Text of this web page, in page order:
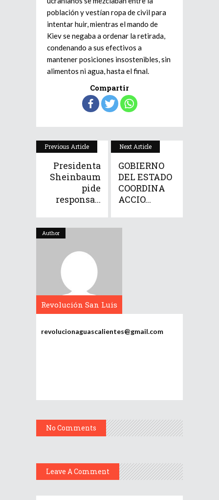
población y vestían ropa de civil para
intentar huir, mientras el mando de
Kiev se negaba a ordenar la retirada,
condenando a sus efectivos a
mantener posiciones insostenibles, sin
alimentos ni agua, hasta el final.
Compartir
Previous Article
Presidenta
Sheinbaum
pide
responsa...
Next Article
GOBIERNO
DEL ESTADO
COORDINA
ACCIO...
Author
Revolución San Luis
revolucionaguascalientes@gmail.com
No Comments
Leave A Comment